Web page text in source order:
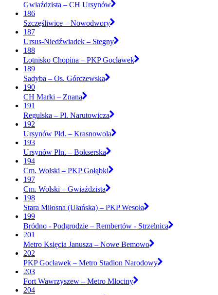
Gwiaździsta – CH Ursynów
186
Szczęśliwice – Nowodwory
187
Ursus-Niedźwiadek – Stegny
188
Lotnisko Chopina – PKP Gocławek
189
Sadyba – Os. Górczewska
190
CH Marki – Znana
191
Regulska – Pl. Narutowicza
192
Ursynów Płd. – Krasnowola
193
Ursynów Płn. – Bokserska
194
Cm. Wolski – PKP Gołąbki
197
Cm. Wolski – Gwiaździsta
198
Stara Miłosna (Ułańska) – PKP Wesoła
199
Bródno - Podgrodzie – Rembertów - Strzelnica
201
Metro Księcia Janusza – Nowe Bemowo
202
PKP Gocławek – Metro Stadion Narodowy
203
Fort Wawrzyszew – Metro Młociny
204